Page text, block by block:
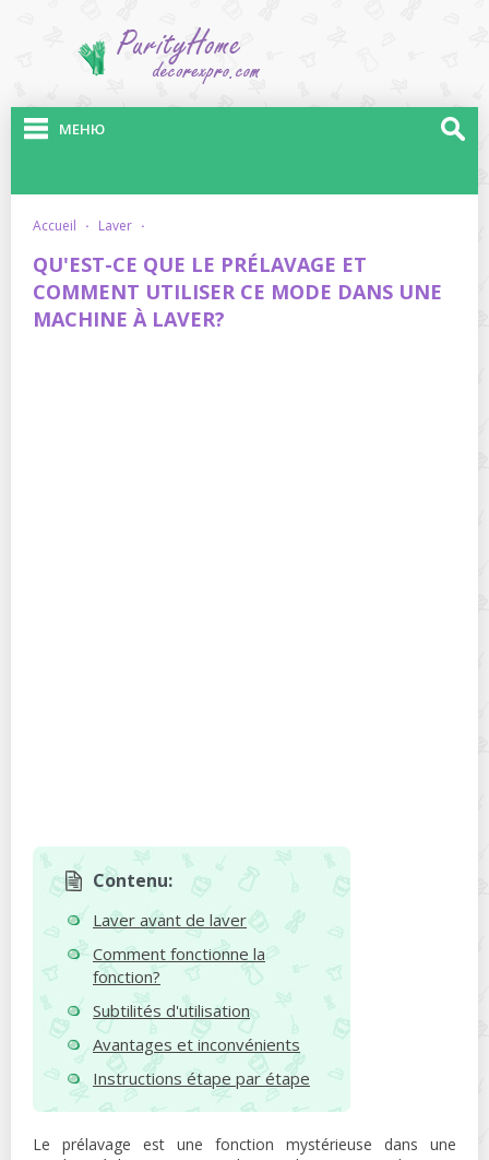
МЕНЮ
accueil · laver ·
QU'EST-CE QUE LE PRÉLAVAGE ET
COMMENT UTILISER CE MODE DANS UNE
MACHINE À LAVER?
Contenu:
Laver avant de laver
Comment fonctionne la
fonction?
Subtilités d'utilisation
Avantages et inconvénients
Instructions étape par étape
Le prélavage est une fonction mystérieuse dans une